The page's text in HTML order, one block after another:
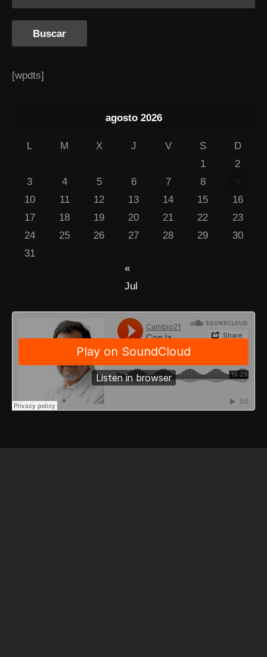
[wpdts]
agosto 2026
L M X J V S
D
1
2
3
4 5 6 7 8
10
11 12 13 14 15
16
17
18 19 20 21 22
23
24
25 26 27 28 29
30
31
«
Jul